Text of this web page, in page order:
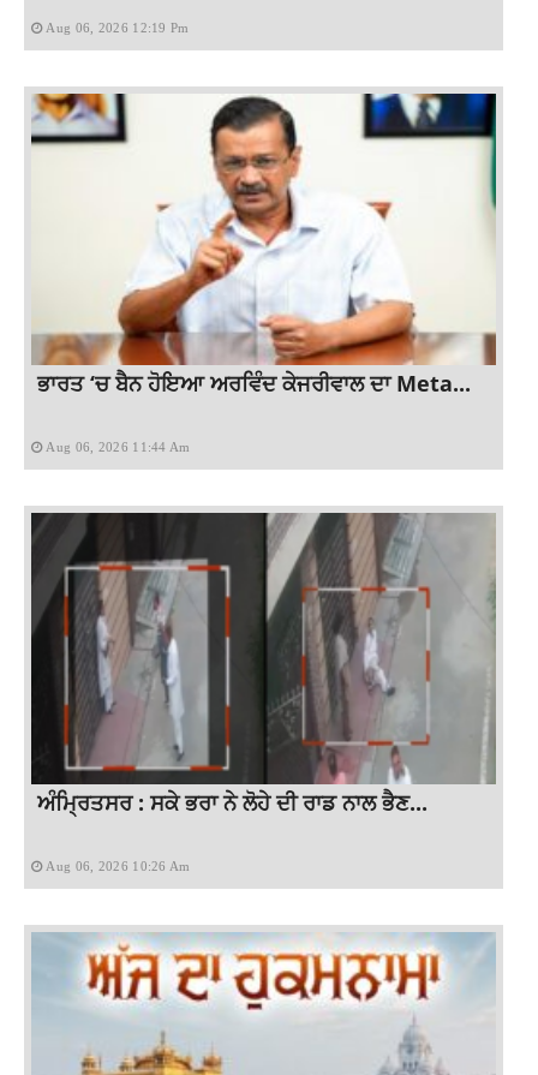
Aug 06, 2026 12:19 Pm
ਭਾਰਤ ‘ਚ ਬੈਨ ਹੋਇਆ ਅਰਵਿੰਦ ਕੇਜਰੀਵਾਲ ਦਾ Meta...
Aug 06, 2026 11:44 Am
ਅੰਮ੍ਰਿਤਸਰ : ਸਕੇ ਭਰਾ ਨੇ ਲੋਹੇ ਦੀ ਰਾਡ ਨਾਲ ਭੈਣ...
Aug 06, 2026 10:26 Am